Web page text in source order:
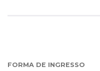
FORMA DE INGRESSO